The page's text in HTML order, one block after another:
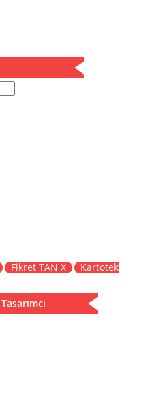
Fikret TAN X Kartotek
Tasarımcı